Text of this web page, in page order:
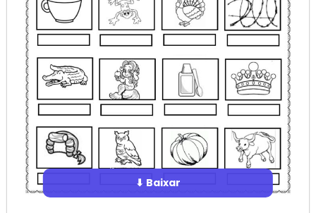
⬇ Baixar